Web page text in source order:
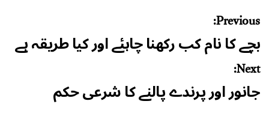
Post
navigation
Previous:
بچے کا نام کب رکھنا چاہئے اور کیا طریقہ ہے
Next:
جانور اور پرندے پالنے کا شرعی حکم